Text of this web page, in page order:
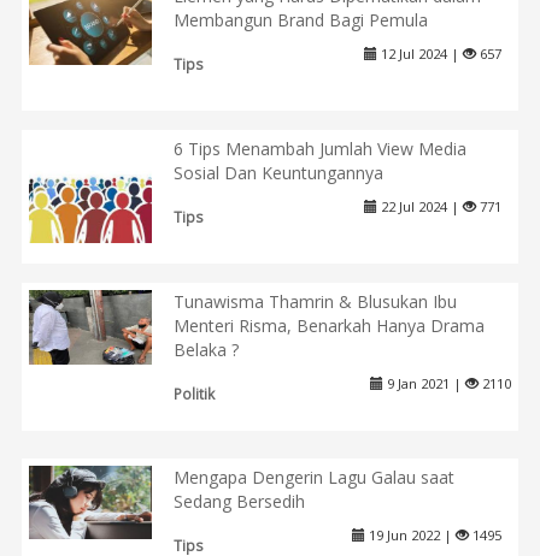
Membangun Brand Bagi Pemula
Tips
12 Jul 2024 | 657
6 Tips Menambah Jumlah View Media
Sosial Dan Keuntungannya
Tips
22 Jul 2024 | 771
Tunawisma Thamrin & Blusukan Ibu
Menteri Risma, Benarkah Hanya Drama
Belaka ?
Politik
9 Jan 2021 | 2110
Mengapa Dengerin Lagu Galau saat
Sedang Bersedih
Tips
19 Jun 2022 | 1495